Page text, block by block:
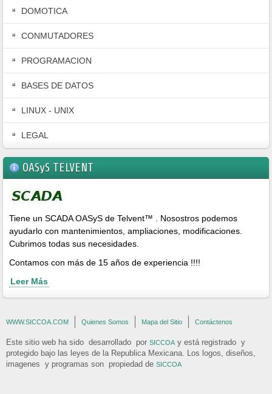
DOMOTICA
CONMUTADORES
PROGRAMACION
BASES DE DATOS
LINUX - UNIX
LEGAL
OASyS TELVENT
Tiene un SCADA OASyS de Telvent™ . Nosostros podemos
ayudarlo con mantenimientos, ampliaciones, modificaciones.
Cubrimos todas sus necesidades.
Contamos con más de 15 años de experiencia !!!!
Leer Más
WWW.SICCOA.COM Quienes Somos Mapa del Sitio Contáctenos
Este sitio web ha sido desarrollado por SICCOAy está registrado y
protegido bajo las leyes de la Republica Mexicana. Los logos, diseños,
imagenes y programas son propiedad de SICCOA